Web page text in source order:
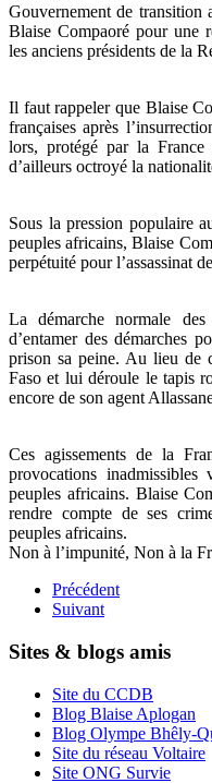
Gouvernement de
Blaise Compaoré pour une
les anciens présidents de la
Il faut rappeler que Blaise
françaises après
lors, protégé par la
d’ailleurs octroyé la
Sous la pression populaire
peuples africains, Blaise
perpétuité pour l’assassinat
La démarche normale
d’entamer des démarches
prison sa peine. Au lieu de
Faso et lui déroule le tapis
encore de son agent
Ces agissements de la
provocations
peuples africains. Blaise
rendre compte de ses
peuples africains.
Non à l’impunité, Non à la
Précédent
Suivant
Sites & blogs amis
Site du CCDB
Blog Blaise Aplogan
Blog Olympe Bhêly-
Site du réseau Voltaire
Site ONG Survie